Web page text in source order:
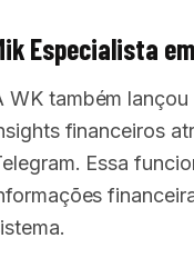
Especialista
WK também
financeiros
Essa